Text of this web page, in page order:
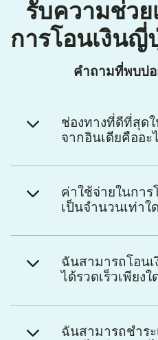
รับความช่วย
การโอนเงินญี่
คำถามที่พบบ่อ
ช่องทางที่ดีที่สุด
จากอินเดียคืออะ
ค่าใช้จ่ายในการ
เป็นจำนวนเท่าใ
ฉันสามารถโอน
ได้รวดเร็วเพียงใ
ฉันสามารถชำระ